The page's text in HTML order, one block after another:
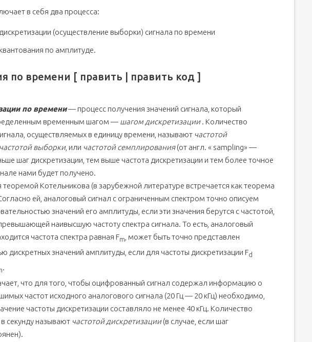
звука перед его записью на носитель [ править | править код ]
на качество звука при его прохождении по полному циклу [ править | править
в себя два процесса:
(осуществление выборки) сигнала по времени
по амплитуде.
по времени [ править | править код ]
по времени— процесс получения значений сигнала, который
временным шагом — шагом дискретизации. Количество
осуществляемых в единицу времени, называют частотой
частотой выборки, или частотой семплирования(от англ. « sampling» —
шаг дискретизации, тем выше частота дискретизации и тем более точное
нами будет получено.
Котельникова (в зарубежной литературе встречается как теорема
ей, аналоговый сигнал с ограниченным спектром точно описуем
значений его амплитуды, если эти значения берутся с частотой,
наивысшую частоту спектра сигнала. То есть, аналоговый
частота спектра равная Fm , может быть точно представлен
дискретных значений амплитуды, если для частоты дискретизации Fd
.
что для того, чтобы оцифрованный сигнал содержал информацию о
частот исходного аналогового сигнала (20 Гц — 20 кГц) необходимо,
частоты дискретизации составляло не менее 40 кГц. Количество
секунду называют частотой дискретизации(в случае, если шаг